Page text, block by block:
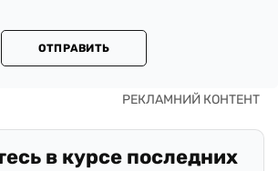
ОТПРАВИТЬ
в курсе последних